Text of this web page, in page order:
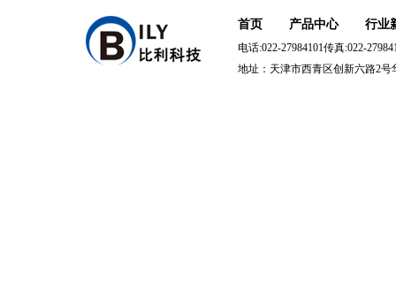
首页 产品中心 行业
电话:022-27984101传真:022-
地址：天津市西青区创新六路2号